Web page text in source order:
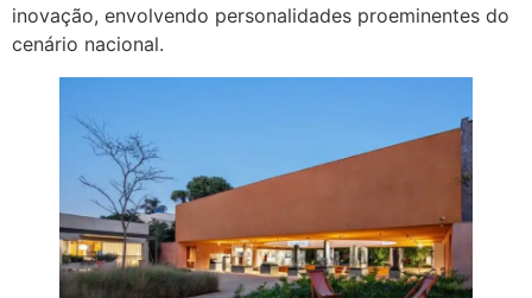
inovação, envolvendo personalidades proeminentes do
cenário nacional.